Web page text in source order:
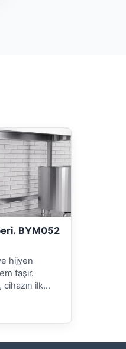
BYM052
hijyen
taşır.
cihazın ilk
tüm süreci
sanayi tipi
üst seviyede